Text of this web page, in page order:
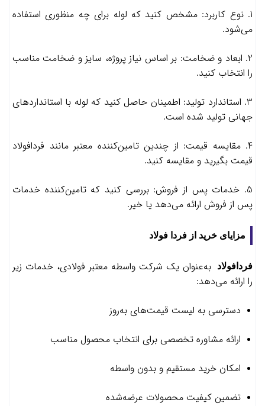
1. نوع کاربرد: مشخص کنید که لوله برای چه منظوری استفاده
می‌شود.
2. ابعاد و ضخامت: بر اساس نیاز پروژه، سایز و ضخامت مناسب
را انتخاب کنید.
3. استاندارد تولید: اطمینان حاصل کنید که لوله با استانداردهای
جهانی تولید شده است.
4. مقایسه قیمت: از چندین تامین‌کننده معتبر مانند فردافولاد
قیمت بگیرید و مقایسه کنید.
5. خدمات پس از فروش: بررسی کنید که تامین‌کننده خدمات
پس از فروش ارائه می‌دهد یا خیر.
مزایای خرید از فردا فولاد
فردافولاد
به‌عنوان یک شرکت واسطه معتبر فولادی، خدمات زیر
را ارائه می‌دهد:
دسترسی به لیست قیمت‌های به‌روز
ارائه مشاوره تخصصی برای انتخاب محصول مناسب
امکان خرید مستقیم و بدون واسطه
تضمین کیفیت محصولات عرضه‌شده